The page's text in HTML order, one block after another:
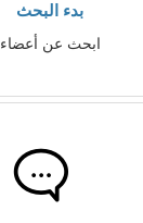
بدء البحث
ابحث عن أعضاء